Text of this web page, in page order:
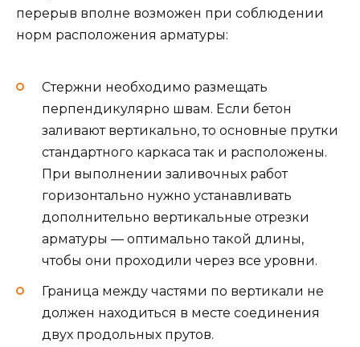
перерыв вполне возможен при соблюдении
норм расположения арматуры:
Стержни необходимо размещать
перпендикулярно швам. Если бетон
заливают вертикально, то основные прутки
стандартного каркаса так и расположены.
При выполнении заливочных работ
горизонтально нужно устанавливать
дополнительно вертикальные отрезки
арматуры — оптимально такой длины,
чтобы они проходили через все уровни.
Граница между частями по вертикали не
должен находиться в месте соединения
двух продольных прутов.